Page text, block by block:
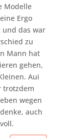
Modelle
Ergo
und das war
zu
Mann hat
gehen,
Aui
trotzdem
wegen
auch